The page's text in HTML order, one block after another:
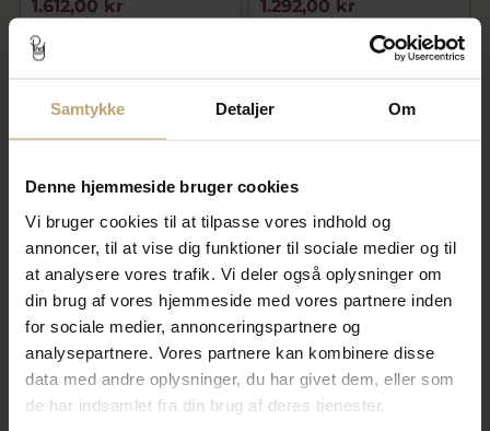
Samtykke Detaljer Om
Denne hjemmeside bruger cookies
Vi bruger cookies til at tilpasse vores indhold og
annoncer, til at vise dig funktioner til sociale medier og til
at analysere vores trafik. Vi deler også oplysninger om
din brug af vores hjemmeside med vores partnere inden
for sociale medier, annonceringspartnere og
analysepartnere. Vores partnere kan kombinere disse
data med andre oplysninger, du har givet dem, eller som
de har indsamlet fra din brug af deres tjenester.
1.612,00 kr 1.292,00 kr
Dream Delux ring med syn.
zirk. 7,0 mm. 925s.
1.465,00 kr
1.172,00 kr
Ring Solitaire med brill. coffee
0,10 ct. i sølv
2.475,00 kr
1.980,00 kr